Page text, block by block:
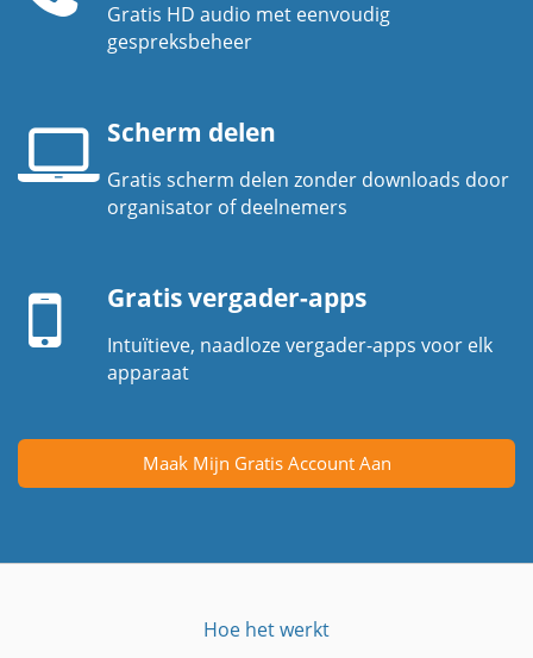
Telefoonhoorn
Gratis HD audio met eenvoudig
gespreksbeheer
Laptopscherm
Scherm delen
Gratis scherm delen zonder downloads door
organisator of deelnemers
apparaatGratis vergader-apps
Intuïtieve, naadloze vergader-apps voor elk
apparaat
Maak Mijn Gratis Account Aan
Hoe het werkt